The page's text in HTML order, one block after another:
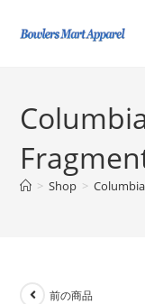
> Shop >
前の商品